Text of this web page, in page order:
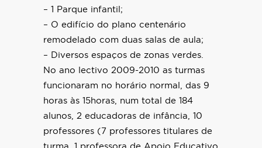
– 1 Parque infantil;
– O edifício do plano centenário
remodelado com duas salas de aula;
– Diversos espaços de zonas verdes.
No ano lectivo 2009-2010 as turmas
funcionaram no horário normal, das 9
horas às 15horas, num total de 184
alunos, 2 educadoras de infância, 10
professores (7 professores titulares de